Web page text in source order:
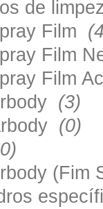
de
Film
Film
Film
(3)
(0)